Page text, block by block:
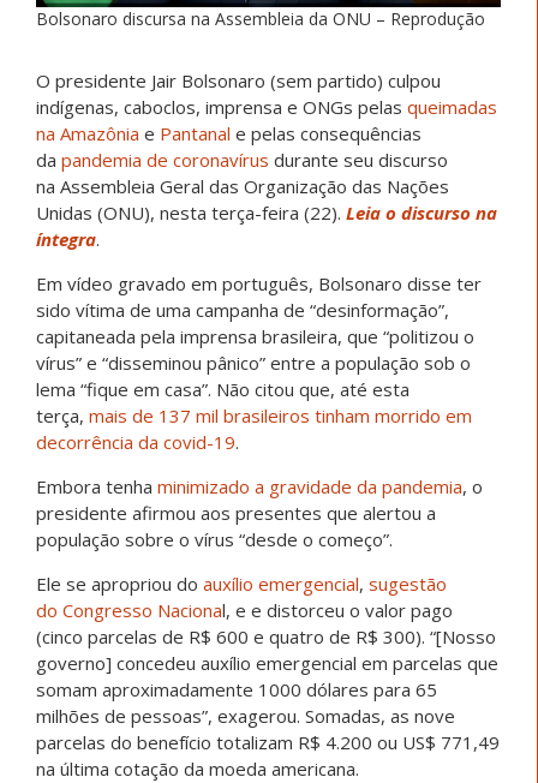
Bolsonaro discursa na Assembleia da ONU – Reprodução
O presidente Jair Bolsonaro (sem partido) culpou
indígenas, caboclos, imprensa e ONGs pelas queimadas
na Amazônia e Pantanal e pelas consequências
da pandemia de coronavírus durante seu discurso
na Assembleia Geral das Organização das Nações
Unidas (ONU), nesta terça-feira (22). Leia o discurso na
íntegra.
Em vídeo gravado em português, Bolsonaro disse ter
sido vítima de uma campanha de “desinformação”,
capitaneada pela imprensa brasileira, que “politizou o
vírus” e “disseminou pânico” entre a população sob o
lema “fique em casa”. Não citou que, até esta
terça, mais de 137 mil brasileiros tinham morrido em
decorrência da covid-19.
Embora tenha minimizado a gravidade da pandemia, o
presidente afirmou aos presentes que alertou a
população sobre o vírus “desde o começo”.
Ele se apropriou do auxílio emergencial, sugestão
do Congresso Nacional, e e distorceu o valor pago
(cinco parcelas de R$ 600 e quatro de R$ 300). “[Nosso
governo] concedeu auxílio emergencial em parcelas que
somam aproximadamente 1000 dólares para 65
milhões de pessoas”, exagerou. Somadas, as nove
parcelas do benefício totalizam R$ 4.200 ou US$ 771,49
na última cotação da moeda americana.